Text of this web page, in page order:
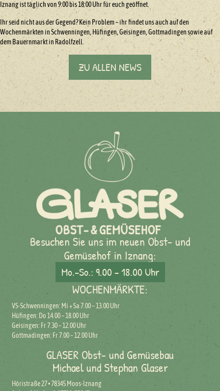
Iznang ist täglich von 9:00 bis 18:00 Uhr für euch geöffnet.
Ihr seid nicht aus der Gegend? Kein Problem – ihr findet uns auch auf den
Wochenmärkten in Schwenningen, Hüfingen, Geisingen, Gottmadingen sowie auf
dem Bauernmarkt in Radolfzell.
ZU ALLEN NEWS
Besuchen Sie uns im neuen Obst- und
Gemüsehof in Iznang:
Mo.–So.: 9.00 – 18.00 Uhr
WOCHENMÄRKTE:
VS-Schwenningen: Mi + Sa 7.00 – 13.00 Uhr
Hüfingen: Do 14.00 – 18.00 Uhr
Geisingen: Fr 7.30 – 12.00 Uhr
Gottmadingen: Fr 7.00 – 12.00 Uhr
GLASER Obst- und Gemüsebau
Michael und Stephan Glaser
Höristraße 27 • 78345 Moos-Iznang